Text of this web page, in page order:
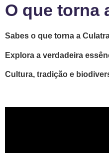
O que torna
Sabes o que torna a
Explora a verdadeira
Cultura, tradição e